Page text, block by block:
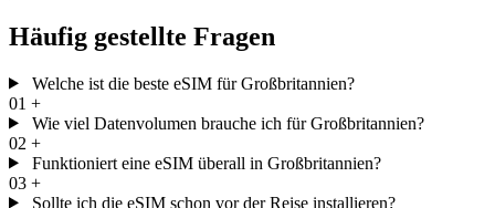
Häufig gestellte Fragen
Welche ist die beste eSIM für Großbritannien?
01 +
Wie viel Datenvolumen brauche ich für Großbritannien?
02 +
Funktioniert eine eSIM überall in Großbritannien?
03 +
Sollte ich die eSIM schon vor der Reise installieren?